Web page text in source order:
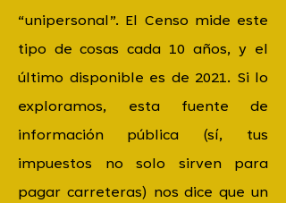
“unipersonal”. El Censo mide este
tipo de cosas cada 10 años, y el
último disponible es de 2021. Si lo
exploramos, esta fuente de
información pública (sí, tus
impuestos no solo sirven para
pagar carreteras) nos dice que un